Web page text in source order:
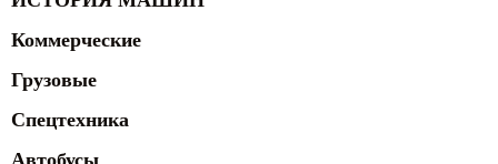
Коммерческие
Грузовые
Спецтехника